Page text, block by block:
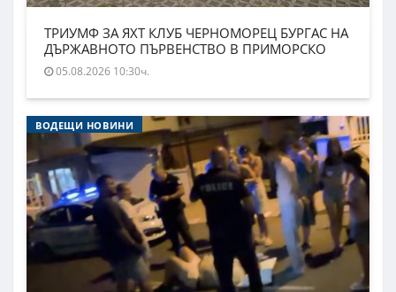
ТРИУМФ ЗА ЯХТ КЛУБ ЧЕРНОМОРЕЦ БУРГАС НА
ДЪРЖАВНОТО ПЪРВЕНСТВО В ПРИМОРСКО
05.08.2026 10:30ч.
ВОДЕЩИ НОВИНИ